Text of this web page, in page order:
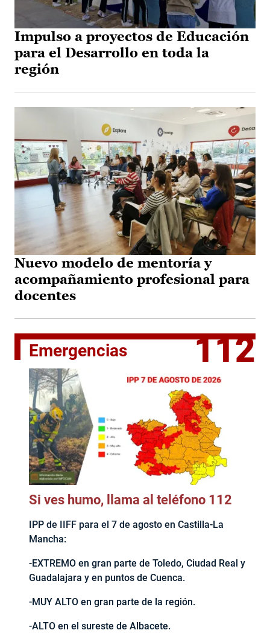
Impulso a proyectos de Educación
para el Desarrollo en toda la
región
Nuevo modelo de mentoría y
acompañamiento profesional para
docentes
Emergencias 112
Si ves humo, llama al teléfono 112
IPP de IIFF para el 7 de agosto en Castilla-La
Mancha:
-EXTREMO en gran parte de Toledo, Ciudad Real y
Guadalajara y en puntos de Cuenca.
-MUY ALTO en gran parte de la región.
-ALTO en el sureste de Albacete.